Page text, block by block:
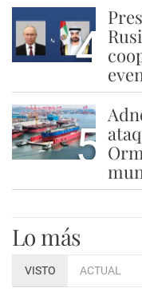
4
5
Lo más
VISTO ACTUAL